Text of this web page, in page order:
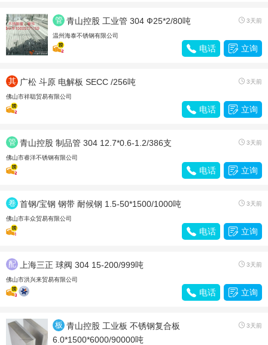
管
材
青山控股 工业管 304 Ф25*2/80吨  3天前
温州海泰不锈钢有限公司
 电话  立询
其
他
广松 斗原 电解板 SECC /256吨  3天前
佛山市祥聪贸易有限公司
 电话  立询
管
材
青山控股 制品管 304 12.7*0.6-1.2/386支  3天前
佛山市睿洋不锈钢有限公司
 电话  立询
卷
带
首钢/宝钢 钢带 耐候钢 1.5-50*1500/1000吨  3天前
佛山市丰众贸易有限公司
 电话  立询
配
件
上海三正 球阀 304 15-200/999吨  3天前
佛山市洪兴来贸易有限公司
 电话  立询
板
材
青山控股 工业板 不锈钢复合板
6.0*1500*6000/90000吨
 3天前